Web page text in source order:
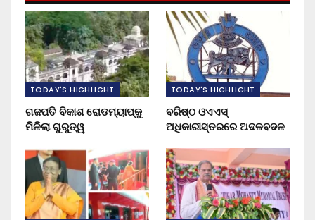
TODAY'S HIGHLIGHT
ଗଜପତି ବିକାଶ ରୋଡମ୍ୟାପ୍‌କୁ
ମିଳିଲା ଗୁରୁତ୍ୱ
TODAY'S HIGHLIGHT
ବରିଷ୍ଠ ଓଏଏସ୍‌
ଅଧିକାରୀସ୍ତରରେ ଅଦଳବଦଳ